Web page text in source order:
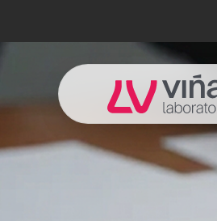
Laboratorios Viñas